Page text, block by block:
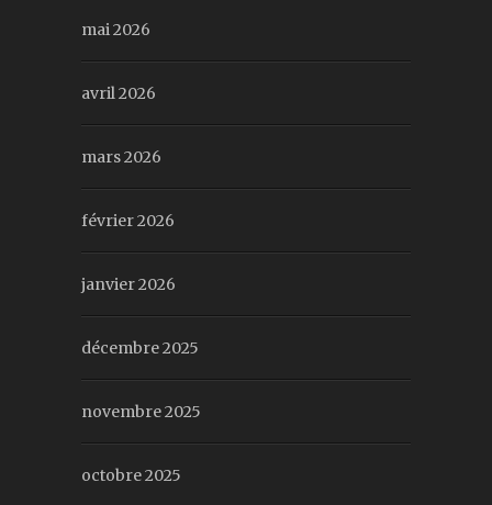
mai 2026
avril 2026
mars 2026
février 2026
janvier 2026
décembre 2025
novembre 2025
octobre 2025